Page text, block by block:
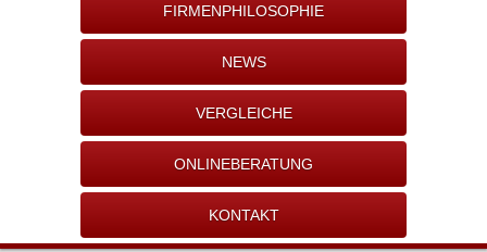
FIRMENPHILOSOPHIE
NEWS
VERGLEICHE
ONLINEBERATUNG
KONTAKT